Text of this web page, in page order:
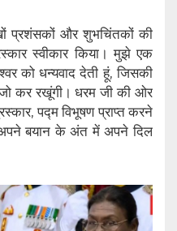
प्रशंसकों और शुभचिंतकों की
स्वीकार किया। मुझे एक
को धन्यवाद देती हूं, जिसकी
कर रखूंगी। धरम जी की ओर
पद्म विभूषण प्राप्त करने
बयान के अंत में अपने दिल